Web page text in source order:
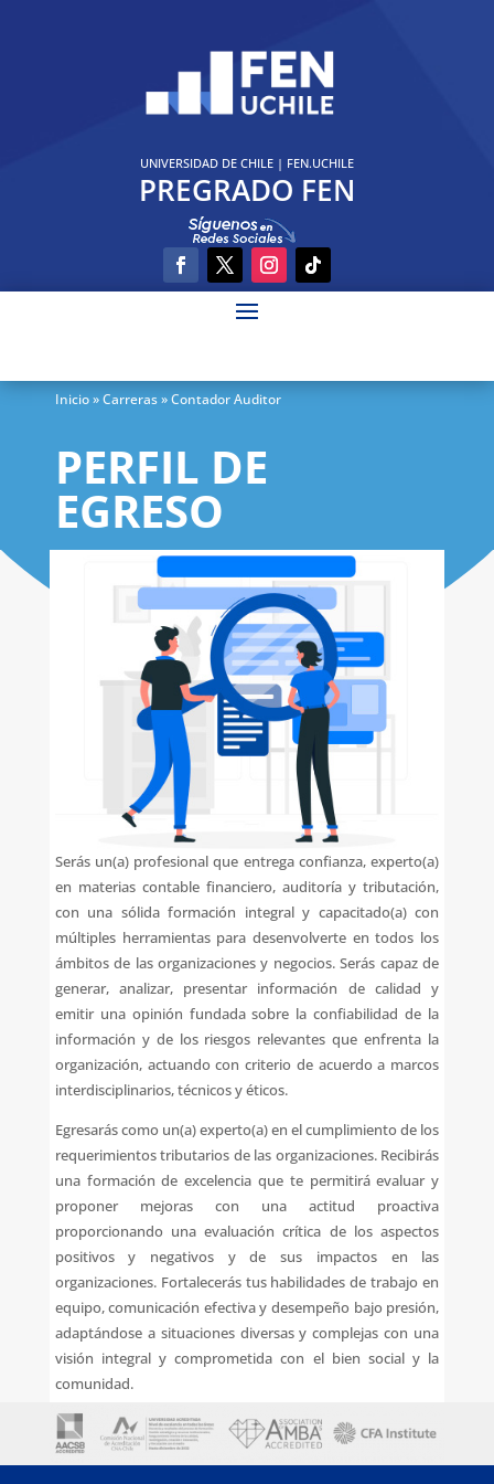
UNIVERSIDAD DE CHILE| FEN.UCHILE
PREGRADO FEN
Inicio» Carreras » Contador Auditor
PERFIL DE
EGRESO
Serás un(a) profesional que entrega confianza, experto(a)
en materias contable financiero, auditoría y tributación,
con una sólida formación integral y capacitado(a) con
múltiples herramientas para desenvolverte en todos los
ámbitos de las organizaciones y negocios. Serás capaz de
generar, analizar, presentar información de calidad y
emitir una opinión fundada sobre la confiabilidad de la
información y de los riesgos relevantes que enfrenta la
organización, actuando con criterio de acuerdo a marcos
interdisciplinarios, técnicos y éticos.
Egresarás como un(a) experto(a) en el cumplimiento de los
requerimientos tributarios de las organizaciones. Recibirás
una formación de excelencia que te permitirá evaluar y
proponer mejoras con una actitud proactiva
proporcionando una evaluación crítica de los aspectos
positivos y negativos y de sus impactos en las
organizaciones. Fortalecerás tus habilidades de trabajo en
equipo, comunicación efectiva y desempeño bajo presión,
adaptándose a situaciones diversas y complejas con una
visión integral y comprometida con el bien social y la
comunidad.